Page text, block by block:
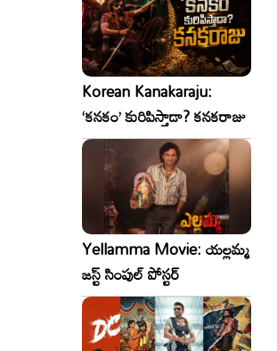
Korean Kanakaraju:
‘కనకం’ కురిపిస్తాడా? కనకరాజు
Yellamma Movie: యల్లమ్మ
జస్ట్ సింపుల్ పోస్టర్